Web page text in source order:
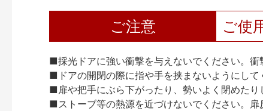
ご注意 ご使
■採光ドアに強い衝撃を与えないでください。衝
■ドアの開閉の際に指や手を挟まないようにして
■扉や把手にぶら下がったり、勢いよく閉めたり
■ストーブ等の熱源を近づけないでください。扉